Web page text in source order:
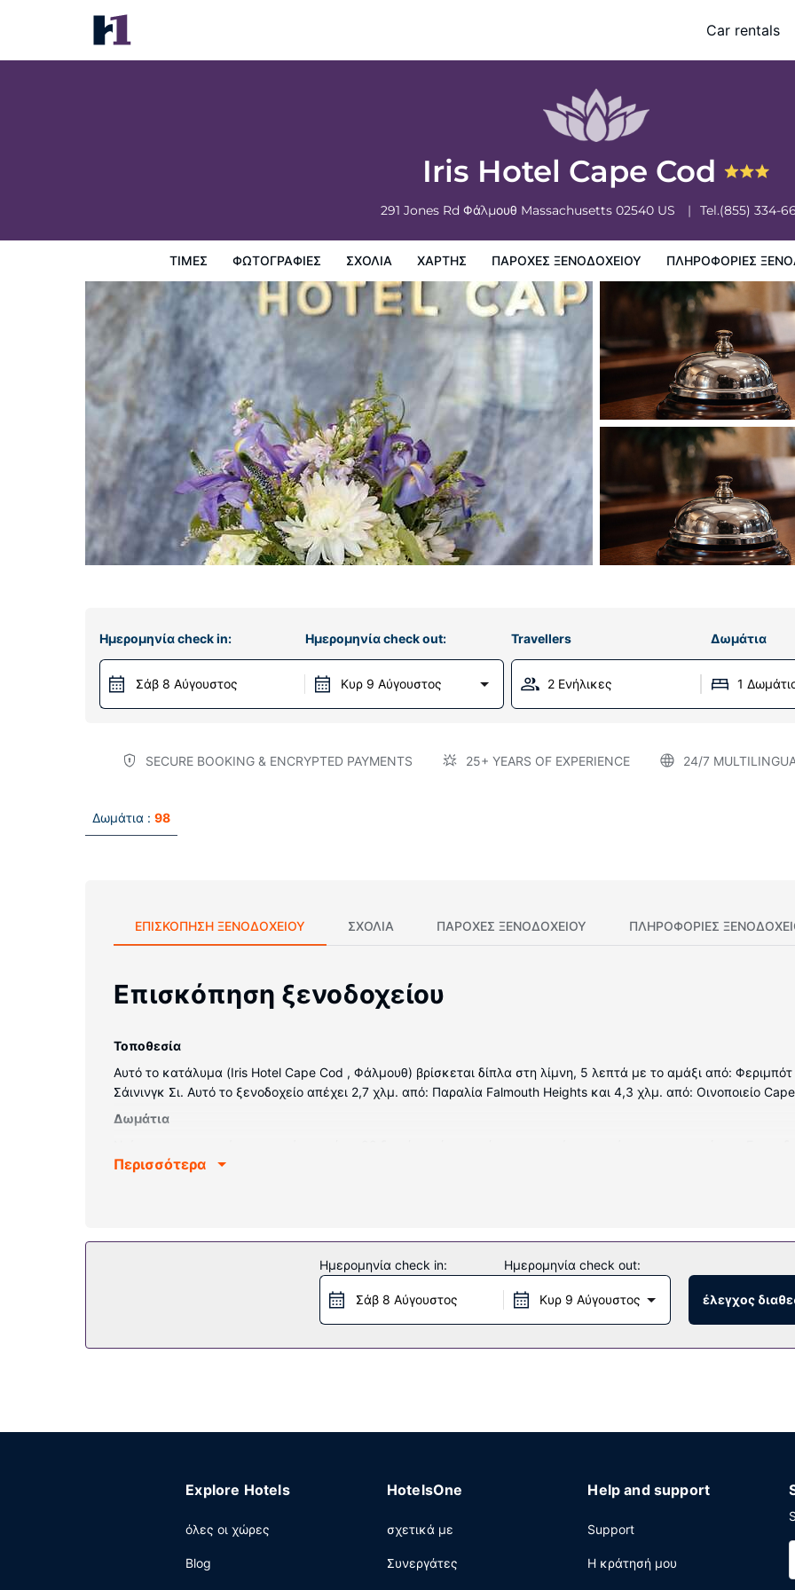
Car rentals
Iris Hotel Cape Cod
291 Jones Rd Φάλμουθ Massachusetts 02540 US Tel.(855) 334-
ΤΙΜΈΣ ΦΩΤΟΓΡΑΦΊΕΣ ΣΧΌΛΙΑ ΧΆΡΤΗΣ ΠΑΡΟΧΕΣ ΞΕΝΟΔΟΧΕΙΟΥ ΠΛΗΡΟΦΟΡΊΕΣ
Iris Hotel Cape Cod
Τιμές Πολιτικη ξενοδοχείων
Ημερομηνία check in:
Σάβ 8 Αύγουστος
Ημερομηνία check out:
Κυρ 9 Αύγουστος
Travellers Δωμάτια
2 Ενήλικες 1
SECURE BOOKING & ENCRYPTED PAYMENTS 25+ YEARS OF EXPERIENCE 24/7
Δωμάτια : 98
ΕΠΙΣΚΌΠΗΣΗ ΞΕΝΟΔΟΧΕΊΟΥ ΣΧΌΛΙΑ ΠΑΡΟΧΕΣ ΞΕΝΟΔΟΧΕΙΟΥ ΠΛΗΡΟΦΟΡΊΕΣ
Επισκόπηση ξενοδοχείου
Τοποθεσία
Αυτό το κατάλυμα (Iris Hotel Cape Cod , Φάλμουθ) βρίσκεται δίπλα στη λίμνη, 5 λεπτά με το αμάξι από:
Σάινινγκ Σι. Αυτό το ξενοδοχείο απέχει 2,7 χλμ. από: Παραλία Falmouth Heights και 4,3 χλμ. από: Οινοποιείο
Δωμάτια
επίπεδη οθόνη 39 ιντσών με δορυφορικά κανάλια, ενώ μπορείτε να είστε πάντα online με δωρεάν ασύρματη
Επωφεληθείτε από τις ψυχαγωγικές δυνατότητες που προσφέρονται, όπως εσωτερική πισίνα και γυμναστήριο.
περιλαμβάνουν δωρεάν ασύρματο ίντερνετ, τζάκι στο λόμπι και χώρο για πικνίκ.
Μπορείτε να απολαύσετε ένα γεύμα στο Jones Tavern, το οποίο εξυπηρετεί τους επισκέπτες σε αυτό το
μια στάση στο μπαρ με σνακ/ντελικατέσεν. Ξεδιψάστε με το αγαπημένο σας ποτό στο μπαρ/lounge. Με
Περισσότερα
Ημερομηνία check in:
Σάβ 8 Αύγουστος
Ημερομηνία check out:
Κυρ 9 Αύγουστος έλεγχος
Explore Hotels
όλες οι χώρες
Blog
HotelsOne
σχετικά με
Συνεργάτες
Help and support
Support
Η κράτησή μου